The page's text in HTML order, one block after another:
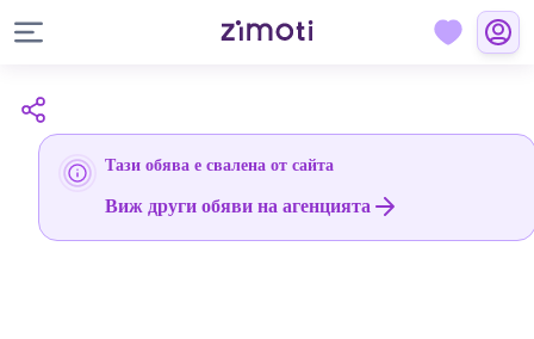
Тази обява е свалена от сайта
Виж други обяви на агенцията